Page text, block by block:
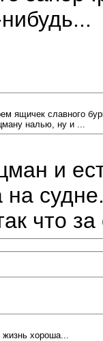
ящичек славного
налью, ну и ...
и
на
что
хороша...